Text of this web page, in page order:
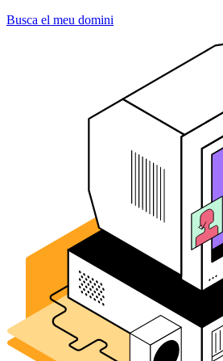
Busca el meu domini